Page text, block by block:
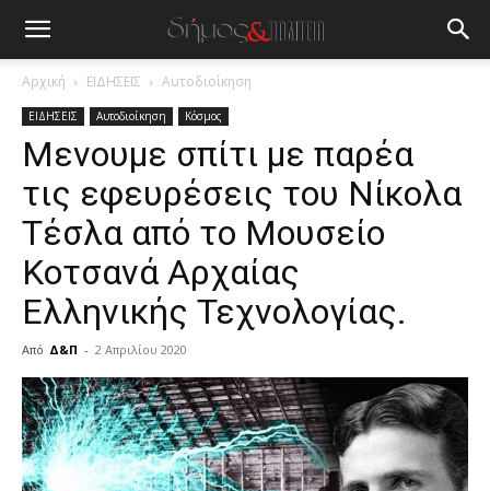
Αρχική ΕΙΔΗΣΕΙΣ Αυτοδιοίκηση
ΕΙΔΗΣΕΙΣ Αυτοδιοίκηση Κόσμος
Mενουμε σπίτι με παρέα
τις εφευρέσεις του Νίκολα
Τέσλα από το Μουσείο
Κοτσανά Αρχαίας
Ελληνικής Τεχνολογίας.
Από Δ&Π - 2 Απριλίου 2020
blonde
lesbians
very
hot
cam